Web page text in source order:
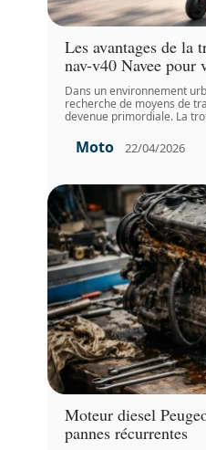
Les avantages de la
nav-v40 Navee pour
Dans un environnement
recherche de moyens de
devenue primordiale. La
Moto 22/04/2026
Moteur diesel
pannes récurrentes